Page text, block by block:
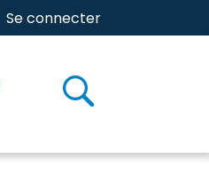
Se connecter